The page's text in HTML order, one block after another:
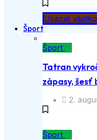
Ukázať všetko
Šport
Šport
Tatran
zápasy, šesť
2.
Šport